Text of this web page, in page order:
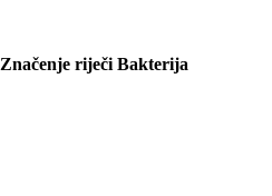
Značenje riječi Bakterija